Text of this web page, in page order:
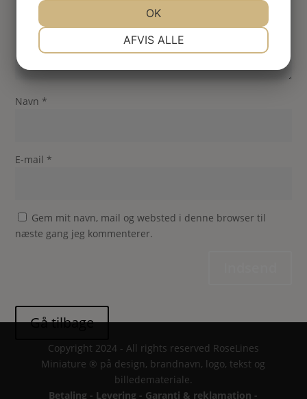
Navn*
E-mail *
Gem mit navn, mail og websted i denne browser til
næste gang jeg kommenterer.
Copyright 2024 - All rights reserved RoseLines
Miniature ® på design, brandnavn, logo, tekst og
billedemateriale.
Betaling - Levering - Garanti & reklamation -
AFVIS ALLE
OK